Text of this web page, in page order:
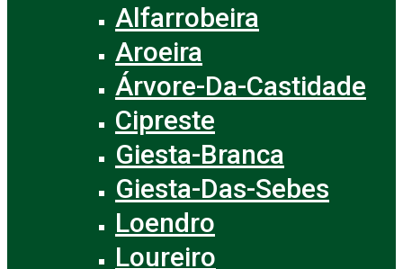
Alfarrobeira
Aroeira
Árvore-Da-Castidade
Cipreste
Giesta-Branca
Giesta-Das-Sebes
Loendro
Loureiro